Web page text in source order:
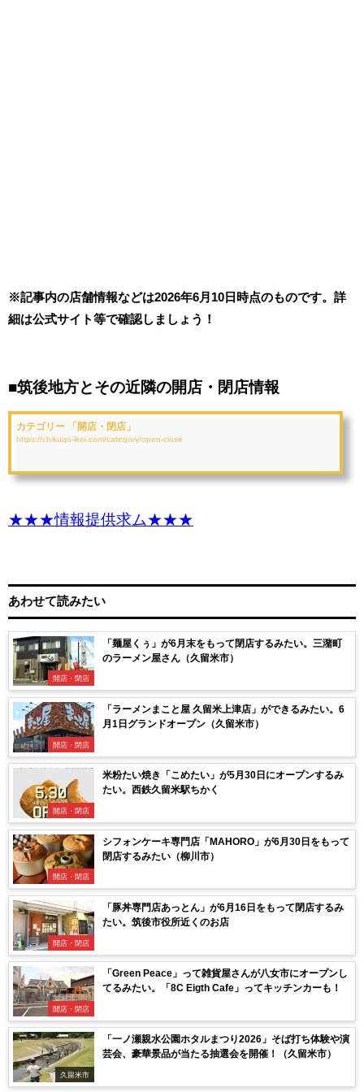
※記事内の店舗情報などは2026年6月10日時点のものです。詳
細は公式サイト等で確認しましょう！
■筑後地方とその近隣の開店・閉店情報
カテゴリー 「開店・閉店」
https://chikugo-ikoi.com/category/open-close
★★★情報提供求ム★★★
あわせて読みたい
開店・閉店
「麺屋くぅ」が6月末をもって閉店するみたい。三潴町
のラーメン屋さん（久留米市）
開店・閉店
「ラーメンまこと屋 久留米上津店」ができるみたい。6
月1日グランドオープン（久留米市）
開店・閉店
米粉たい焼き「こめたい」が5月30日にオープンするみ
たい。西鉄久留米駅ちかく
開店・閉店
シフォンケーキ専門店「MAHORO」が6月30日をもって
閉店するみたい（柳川市）
開店・閉店
「豚丼専門店あっとん」が6月16日をもって閉店するみ
たい。筑後市役所近くのお店
開店・閉店
「Green Peace」って雑貨屋さんが八女市にオープンし
てるみたい。「8C Eigth Cafe」ってキッチンカーも！
久留米市
「一ノ瀬親水公園ホタルまつり2026」そば打ち体験や演
芸会、豪華景品が当たる抽選会を開催！（久留米市）